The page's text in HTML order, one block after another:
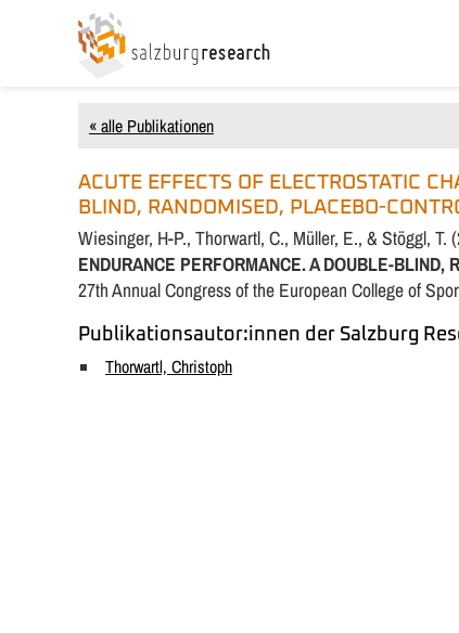
« alle Publikationen
ACUTE EFFECTS OF ELECTROSTATIC
BLIND, RANDOMISED, PLACEBO-
Wiesinger, H-P., Thorwartl, C., Müller, E., & Stöggl, T.
ENDURANCE PERFORMANCE. A DOUBLE-
27th Annual Congress of the European College of
Publikationsautor:innen der Salzburg
Thorwartl, Christoph